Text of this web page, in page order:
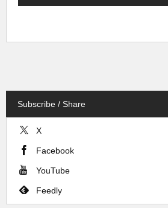
Subscribe / Share
X
Facebook
YouTube
Feedly